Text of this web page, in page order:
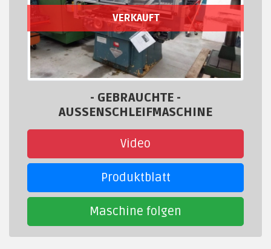
VERKAUFT
- GEBRAUCHTE -
AUSSENSCHLEIFMASCHINE
Video
Produktblatt
Maschine folgen